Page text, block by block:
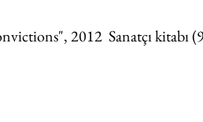
2012  Sanatçı kitabı